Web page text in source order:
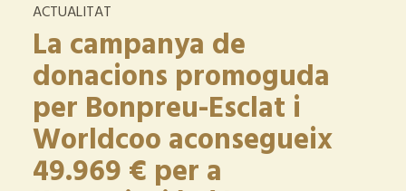
ACTUALITAT
La campanya de
donacions promoguda
per Bonpreu-Esclat i
Worldcoo aconsegueix
49.969 € per a